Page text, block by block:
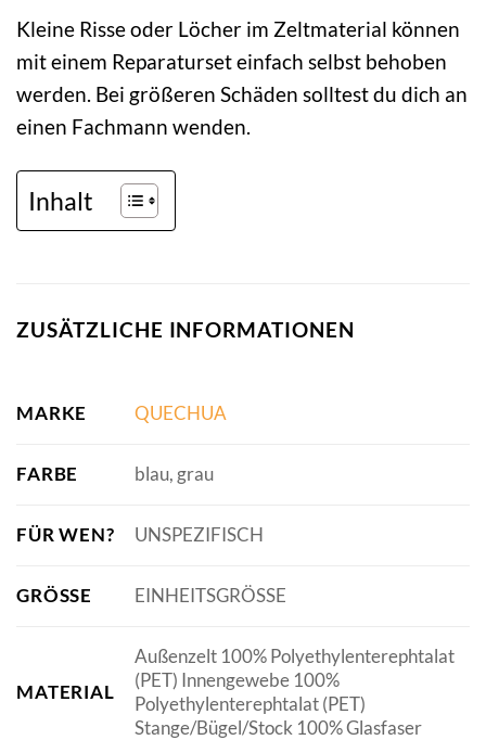
Kleine Risse oder Löcher im Zeltmaterial können
mit einem Reparaturset einfach selbst behoben
werden. Bei größeren Schäden solltest du dich an
einen Fachmann wenden.
Inhalt
ZUSÄTZLICHE INFORMATIONEN
MARKE QUECHUA
FARBE blau, grau
FÜR WEN? UNSPEZIFISCH
GRÖSSE EINHEITSGRÖSSE
MATERIAL
Außenzelt 100% Polyethylenterephtalat
(PET) Innengewebe 100%
Polyethylenterephtalat (PET)
Stange/Bügel/Stock 100% Glasfaser